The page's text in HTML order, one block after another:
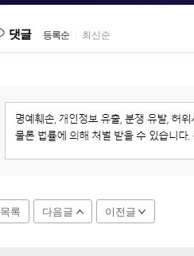
댓글 등록순 최신순
목록 다음글 이전글